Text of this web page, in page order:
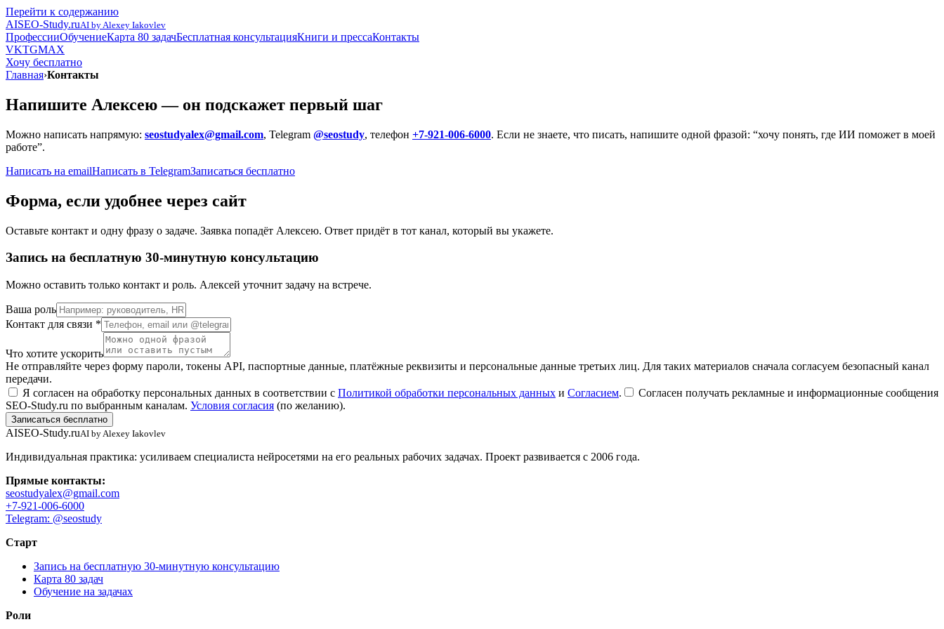
Перейти к содержанию
AISEO-Study.ruAI by Alexey Iakovlev
ПрофессииОбучениеКарта 80 задачБесплатная консультацияКниги и прессаКонтакты
VKTGMAX
Хочу бесплатно
Главная›Контакты
Напишите Алексею — он подскажет первый шаг
Можно написать напрямую: seostudyalex@gmail.com, Telegram @seostudy, телефон +7-921-006-6000. Если не знаете, что писать, напишите одной фразой: “хочу понять, где ИИ поможет в моей
работе”.
Написать на emailНаписать в TelegramЗаписаться бесплатно
Форма, если удобнее через сайт
Оставьте контакт и одну фразу о задаче. Заявка попадёт Алексею. Ответ придёт в тот канал, который вы укажете.
Запись на бесплатную 30-минутную консультацию
Можно оставить только контакт и роль. Алексей уточнит задачу на встрече.
Ваша роль
Контакт для связи *
Что хотите ускорить
Не отправляйте через форму пароли, токены API, паспортные данные, платёжные реквизиты и персональные данные третьих лиц. Для таких материалов сначала согласуем безопасный канал
передачи.
Я согласен на обработку персональных данных в соответствии с Политикой обработки персональных данных и Согласием.
Согласен получать рекламные и информационные сообщения
SEO-Study.ru по выбранным каналам. Условия согласия (по желанию).
Записаться бесплатно
AISEO-Study.ruAI by Alexey Iakovlev
Индивидуальная практика: усиливаем специалиста нейросетями на его реальных рабочих задачах. Проект развивается с 2006 года.
Прямые контакты:
seostudyalex@gmail.com
+7-921-006-6000
Telegram: @seostudy
Старт
Запись на бесплатную 30-минутную консультацию
Карта 80 задач
Обучение на задачах
Роли